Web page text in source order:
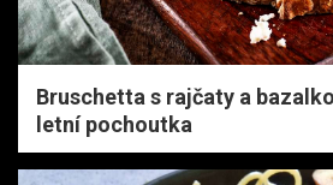
Bruschetta s rajčaty a
letní pochoutka